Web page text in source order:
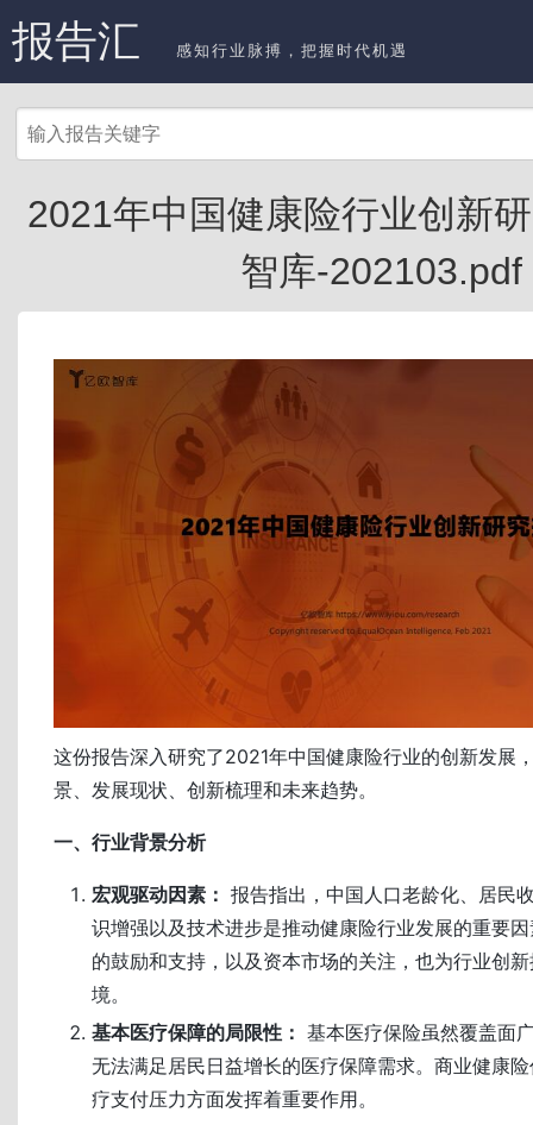
报告汇 感知行业脉搏，把握时代机遇
2021年中国健康险行业创新
智库-202103.pdf
这份报告深入研究了2021年中国健康险行业的创新发展
景、发展现状、创新梳理和未来趋势。
一、行业背景分析
宏观驱动因素： 报告指出，中国人口老龄化、居民
识增强以及技术进步是推动健康险行业发展的重要
的鼓励和支持，以及资本市场的关注，也为行业创
境。
基本医疗保障的局限性： 基本医疗保险虽然覆盖面
无法满足居民日益增长的医疗保障需求。商业健康
疗支付压力方面发挥着重要作用。